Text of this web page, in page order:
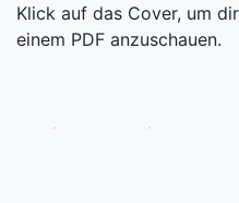
Klick auf das Cover, um
einem PDF anzuschauen.